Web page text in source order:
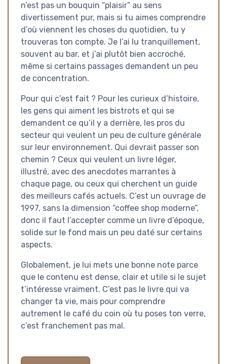
n’est pas un bouquin “plaisir” au sens
divertissement pur, mais si tu aimes comprendre
d’où viennent les choses du quotidien, tu y
trouveras ton compte. Je l’ai lu tranquillement,
souvent au bar, et j’ai plutôt bien accroché,
même si certains passages demandent un peu
de concentration.
Pour qui c’est fait ? Pour les curieux d’histoire,
les gens qui aiment les bistrots et qui se
demandent ce qu’il y a derrière, les pros du
secteur qui veulent un peu de culture générale
sur leur environnement. Qui devrait passer son
chemin ? Ceux qui veulent un livre léger,
illustré, avec des anecdotes marrantes à
chaque page, ou ceux qui cherchent un guide
des meilleurs cafés actuels. C’est un ouvrage de
1997, sans la dimension “coffee shop moderne”,
donc il faut l’accepter comme un livre d’époque,
solide sur le fond mais un peu daté sur certains
aspects.
Globalement, je lui mets une bonne note parce
que le contenu est dense, clair et utile si le sujet
t’intéresse vraiment. C’est pas le livre qui va
changer ta vie, mais pour comprendre
autrement le café du coin où tu poses ton verre,
c’est franchement pas mal.